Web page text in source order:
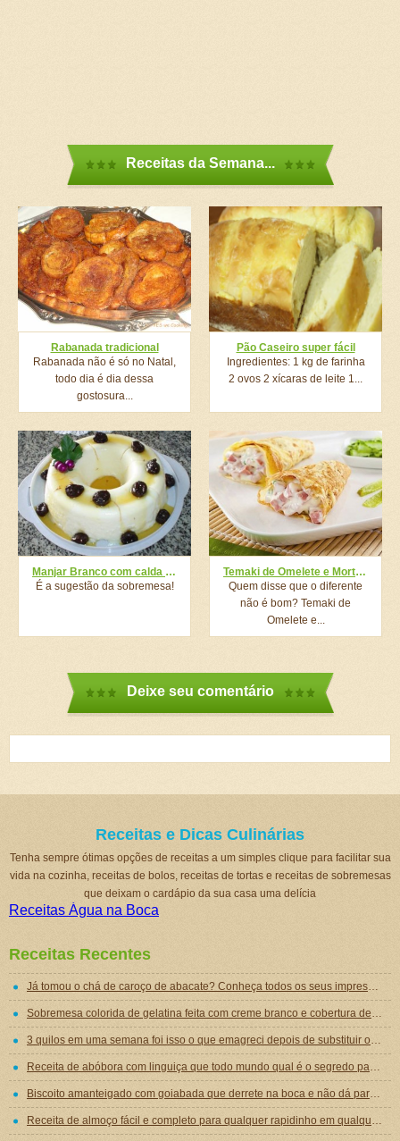
Receitas da Semana...
Rabanada tradicional
Rabanada não é só no Natal,
todo dia é dia dessa
gostosura...
Pão Caseiro super fácil
Ingredientes: 1 kg de farinha
2 ovos 2 xícaras de leite 1...
Manjar Branco com calda de ameixa preta
É a sugestão da sobremesa!
Temaki de Omelete e Mortadela
Quem disse que o diferente
não é bom? Temaki de
Omelete e...
Deixe seu comentário
Receitas e Dicas Culinárias
Tenha sempre ótimas opções de receitas a um simples clique para facilitar sua
vida na cozinha, receitas de bolos, receitas de tortas e receitas de sobremesas
que deixam o cardápio da sua casa uma delícia
Receitas Água na Boca
Receitas Recentes
Já tomou o chá de caroço de abacate? Conheça todos os seus impressionantes benefícios!
Sobremesa colorida de gelatina feita com creme branco e cobertura de mousse de gelatina
3 quilos em uma semana foi isso o que emagreci depois de substituir o jantar por essa sopa emagrecedora
Receita de abóbora com linguiça que todo mundo qual é o segredo para ficar tão gostosa
Biscoito amanteigado com goiabada que derrete na boca e não dá para comer um só
Receita de almoço fácil e completo para qualquer rapidinho em qualquer dia da semana